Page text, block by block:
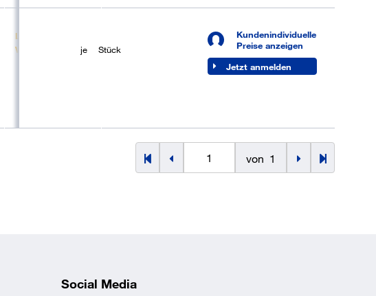
Lieferbar (6-8
Werktage)
je Stück
Kundenindividuelle
Preise anzeigen
Jetzt anmelden
von 1
Social Media